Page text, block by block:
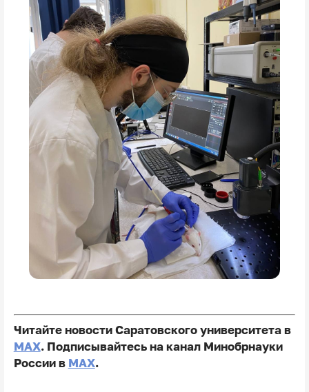
Читайте новости Саратовского университета в
MAX. Подписывайтесь на канал Минобрнауки
России в MAX.